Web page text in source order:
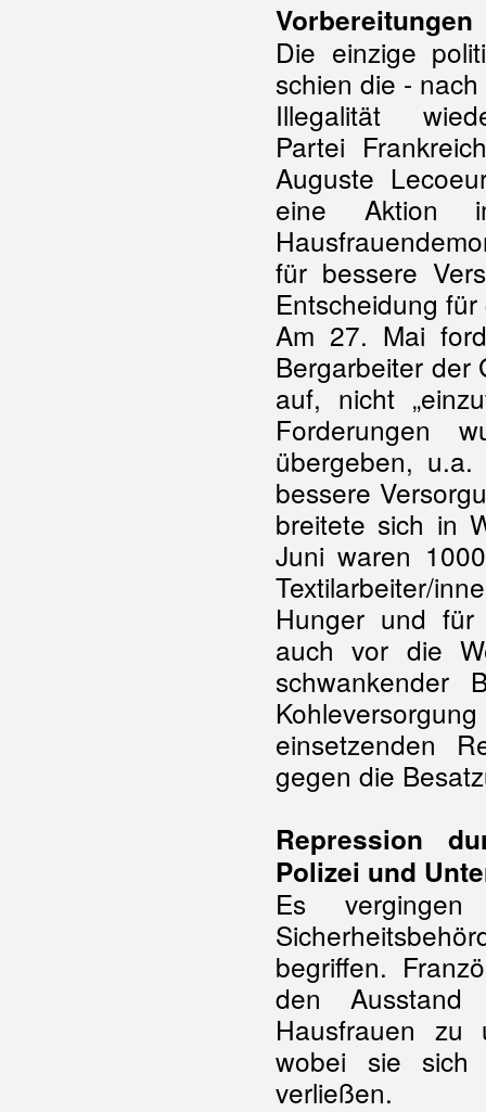
Vorbereitungen
Die einzige
schien die -
Illegalität
Partei
Auguste
eine Aktion
für bessere
Entscheidung
Am 27. Mai
Bergarbeiter der
auf, nicht
Forderungen
übergeben,
bessere
breitete sich in
Juni waren
Textilarbeiter/
Hunger und für
auch vor die
einsetzenden
gegen die
Repression
Polizei und
Es
begriffen.
den Ausstand
Hausfrauen zu
wobei sie sich
verließen.